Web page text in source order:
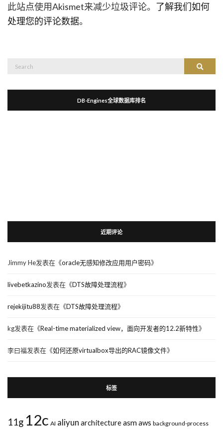
此站点使用Akismet来减少垃圾评论。 了解我们如何
处理您的评论数据。
Search
DB-Engines全球数据库排名
近期评论
Jimmy He发表在《oracle无感知修改应用用户密码》
livebetkazino发表在《DTS故障处理流程》
rejekijitu88发表在《DTS故障处理流程》
kg发表在《Real-time materialized view，面向开发者的12.2新特性》
李曰福发表在《如何还原virtualbox导出的RAC镜像文件》
标签
11g 12c AI aliyun architectureasmaws background-process